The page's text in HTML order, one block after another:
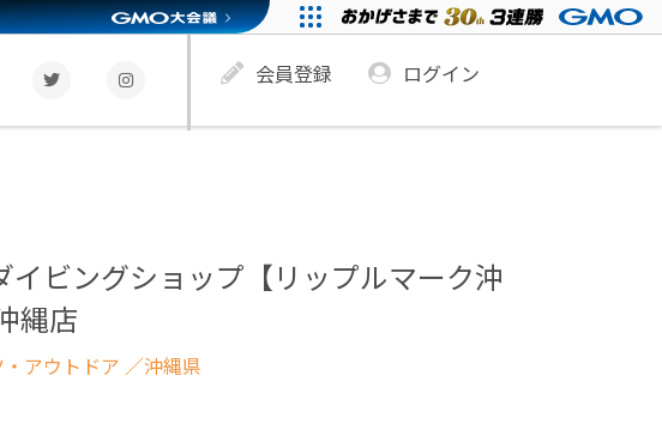
会員登録 ログイン
イビングショップ【リップルマーク沖
縄店
アウトドア ／沖縄県